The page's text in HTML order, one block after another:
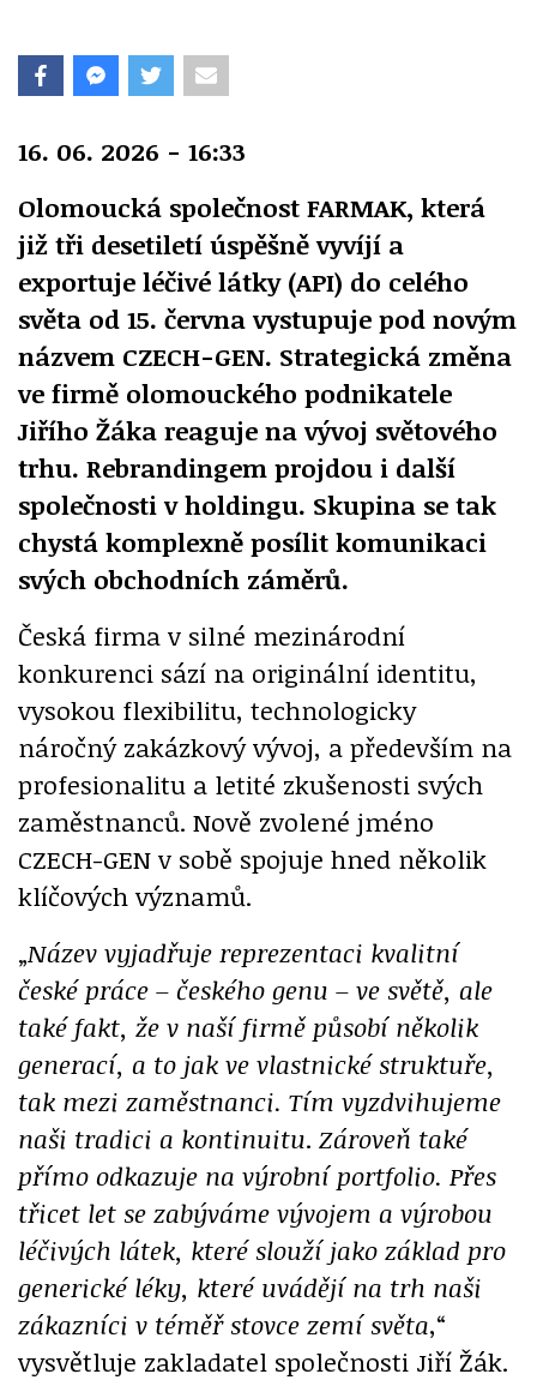
16. 06. 2026 - 16:33
Olomoucká společnost FARMAK, která
již tři desetiletí úspěšně vyvíjí a
exportuje léčivé látky (API) do celého
světa od 15. června vystupuje pod novým
názvem CZECH-GEN. Strategická změna
ve firmě olomouckého podnikatele
Jiřího Žáka reaguje na vývoj světového
trhu. Rebrandingem projdou i další
společnosti v holdingu. Skupina se tak
chystá komplexně posílit komunikaci
svých obchodních záměrů.
Česká firma v silné mezinárodní
konkurenci sází na originální identitu,
vysokou flexibilitu, technologicky
náročný zakázkový vývoj, a především na
profesionalitu a letité zkušenosti svých
zaměstnanců. Nově zvolené jméno
CZECH-GEN v sobě spojuje hned několik
klíčových významů.
„Název vyjadřuje reprezentaci kvalitní
české práce – českého genu – ve světě, ale
také fakt, že v naší firmě působí několik
generací, a to jak ve vlastnické struktuře,
tak mezi zaměstnanci. Tím vyzdvihujeme
naši tradici a kontinuitu. Zároveň také
přímo odkazuje na výrobní portfolio. Přes
třicet let se zabýváme vývojem a výrobou
léčivých látek, které slouží jako základ pro
generické léky, které uvádějí na trh naši
zákazníci v téměř stovce zemí světa,“
vysvětluje zakladatel společnosti Jiří Žák.